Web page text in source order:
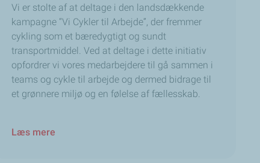
Vi er stolte af at deltage i den landsdækkende
kampagne “Vi Cykler til Arbejde”, der fremmer
cykling som et bæredygtigt og sundt
transportmiddel. Ved at deltage i dette initiativ
opfordrer vi vores medarbejdere til gå sammen i
teams og cykle til arbejde og dermed bidrage til
et grønnere miljø og en følelse af fællesskab.
Læs mere